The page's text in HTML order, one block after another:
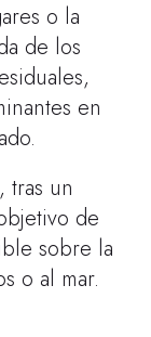
o la
de los
en
tras un
de
sobre la
o al mar.